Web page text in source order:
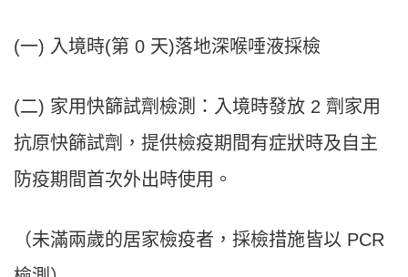
(一) 入境時(第 0 天)落地深喉唾液採檢
(二) 家用快篩試劑檢測：入境時發放 2 劑家用
抗原快篩試劑，提供檢疫期間有症狀時及自主
防疫期間首次外出時使用。
（未滿兩歲的居家檢疫者，採檢措施皆以 PCR